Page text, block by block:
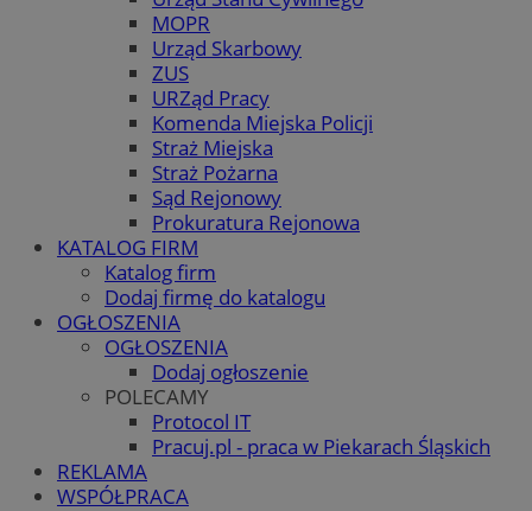
MOPR
Urząd Skarbowy
ZUS
URZąd Pracy
Komenda Miejska Policji
Straż Miejska
Straż Pożarna
Sąd Rejonowy
Prokuratura Rejonowa
KATALOG FIRM
Katalog firm
Dodaj firmę do katalogu
OGŁOSZENIA
OGŁOSZENIA
Dodaj ogłoszenie
POLECAMY
Protocol IT
Pracuj.pl - praca w Piekarach Śląskich
REKLAMA
WSPÓŁPRACA